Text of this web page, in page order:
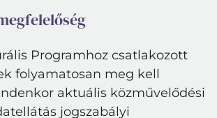
Programhoz csatlakozott
folyamatosan meg kell
aktuális közművelődési
jogszabályi